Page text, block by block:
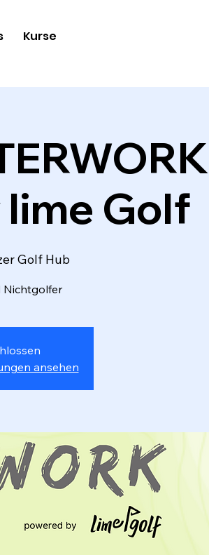
Kurse
Golf
Golf Hub
Nichtgolfer
ansehen